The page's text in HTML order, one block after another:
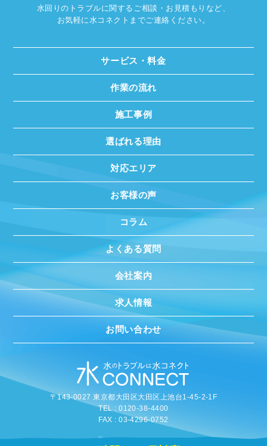
水回りのトラブルに関するご相談・お見積もりなど、
お気軽に水コネクトまでご連絡ください。
サービス・料金
作業の流れ
施工事例
選ばれる理由
対応エリア
お客様の声
コラム
よくある質問
会社案内
求人情報
お問い合わせ
〒143-0027 東京都大田区大田区上池台1-45-2-1F
TEL : 0120-38-4400
FAX : 03-4296-0752
© 2020 MIZUCONNECT